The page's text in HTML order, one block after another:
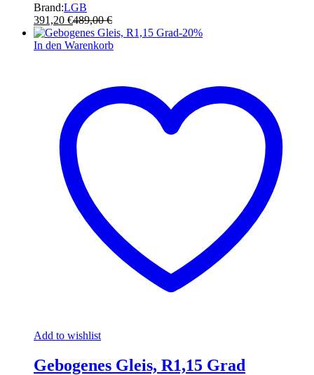
Brand:LGB
391,20 €489,00€
-20%
In den Warenkorb
Add to wishlist
Gebogenes Gleis, R1,15 Grad